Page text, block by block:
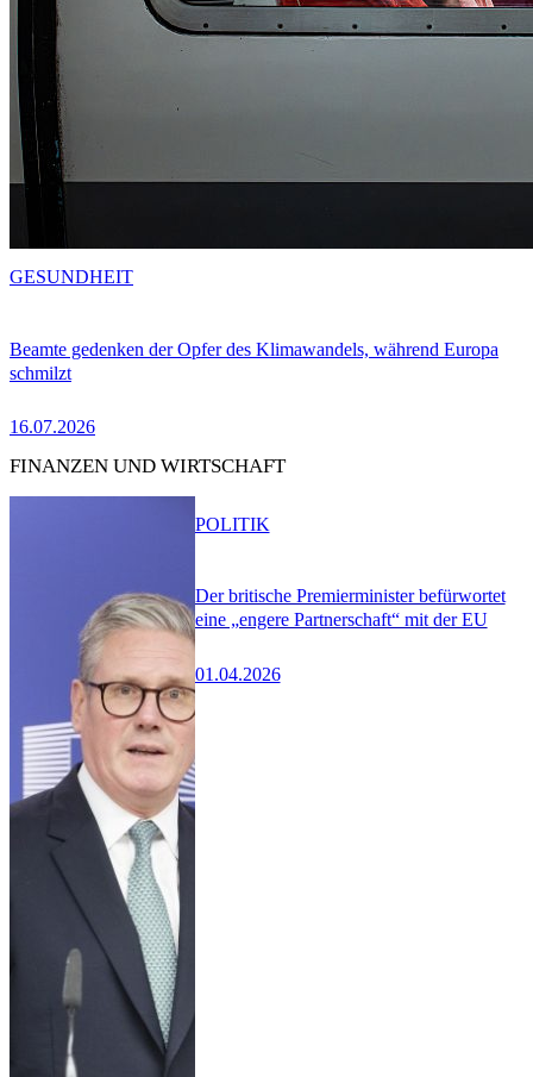
Beamte gedenken der Opfer des Klimawandels, während Europa
schmilzt
16.07.2026
GESUNDHEIT
FINANZEN UND WIRTSCHAFT
Der britische Premierminister befürwortet
eine „engere Partnerschaft“ mit der EU
01.04.2026
POLITIK